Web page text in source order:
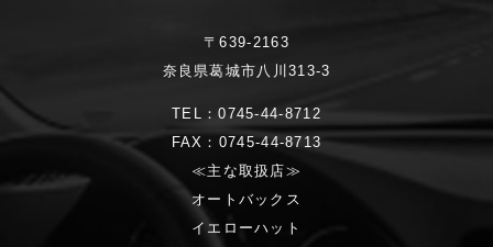
〒639-2163
奈良県葛城市八川313-3
TEL：0745-44-8712
FAX：0745-44-8713
≪主な取扱店≫
オートバックス
イエローハット